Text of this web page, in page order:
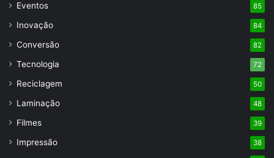
Eventos 85
Inovação 84
Conversão 82
Tecnologia 72
Reciclagem 50
Laminação 48
Filmes 39
Impressão 38